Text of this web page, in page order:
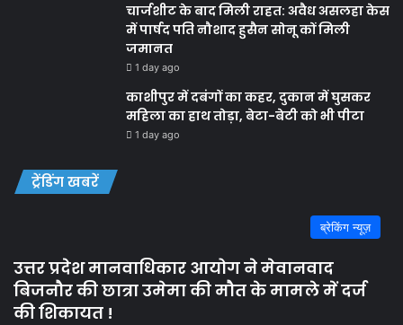
चार्जशीट के बाद मिली राहत: अवैध असलहा केस
में पार्षद पति नौशाद हुसैन सोनू कों मिली
जमानत
1 day ago
काशीपुर में दबंगों का कहर, दुकान में घुसकर
महिला का हाथ तोड़ा, बेटा-बेटी को भी पीटा
1 day ago
ट्रेंडिंग खबरें
ब्रेकिंग न्यूज़
उत्तर प्रदेश मानवाधिकार आयोग ने मेवानवाद
बिजनौर की छात्रा उमेमा की मौत के मामले में दर्ज
की शिकायत !